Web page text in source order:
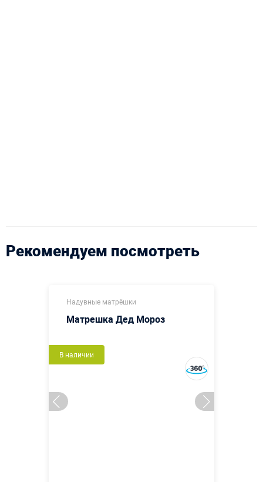
Рекомендуем посмотреть
Надувные матрёшки
Матрешка Дед Мороз
В наличии